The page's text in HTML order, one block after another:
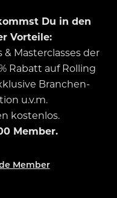
Du in den
Vorteile:
Masterclasses der
Rabatt auf Rolling
Branchen-
u.v.m.
kostenlos.
Member.
Member